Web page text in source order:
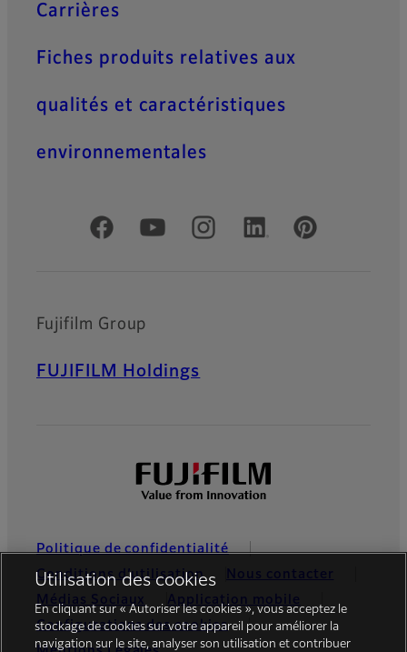
Carrières
Fiches produits relatives aux
qualités et caractéristiques
environnementales
Comptes officiels réseaux sociaux
Fujifilm Group
FUJIFILM Holdings
Politique de confidentialité
Conditions d’utilisation
Nous contacter
Médias Sociaux
Application mobile
Configurations des cookies
Utilisation des cookies
En cliquant sur « Autoriser les cookies », vous acceptez le
stockage de cookies sur votre appareil pour améliorer la
navigation sur le site, analyser son utilisation et contribuer